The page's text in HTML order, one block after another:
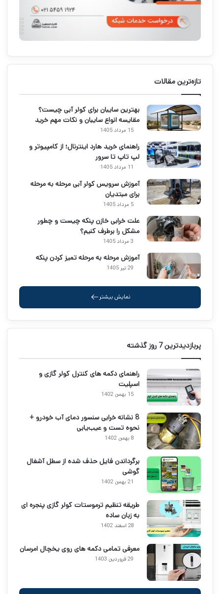
تازه‌ترین مقالات
بهترین سایبان برای کولر آبی چیست؟
مقایسه انواع سایبان و نکات مهم خرید
15 مرداد 1405
راهنمای خرید هارد اینترنال؛ از کامپیوتر و
لپ تاپ تا سرور
11 مرداد 1405
آموزش سرویس کولر آبی مرحله به مرحله
برای مبتدیان
5 مرداد 1405
علت خرابی خازن پنکه چیست و چطور
مشکل را برطرف کنیم؟
3 مرداد 1405
آموزش مرحله به مرحله تمیز کردن پنکه
29 تیر 1405
نمایش بیشتر
پربازدیدترین 7 روز گذشته
راهنمای دکمه های کنترل کولر گازی و
اسپلیت
15 بهمن 1402
8 نشانه خرابی سنسور دمای آب خودرو +
نحوه تست و عیب‌یابی
8 بهمن 1402
برگرداندن فایل حذف شده از سطل آشغال
گوشی
21 بهمن 1402
طریقه تنظیم ترموستات کولر گازی پنجره ای
به زبان ساده
28 اسفند 1402
معرفی تمامی دکمه های روی یخچال امرسان
29 فروردین 1403